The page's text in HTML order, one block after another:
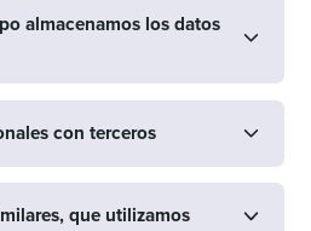
almacenamos los datos
con terceros
que utilizamos